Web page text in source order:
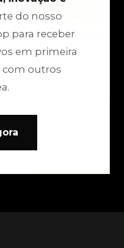
do nosso
para receber
em primeira
com outros